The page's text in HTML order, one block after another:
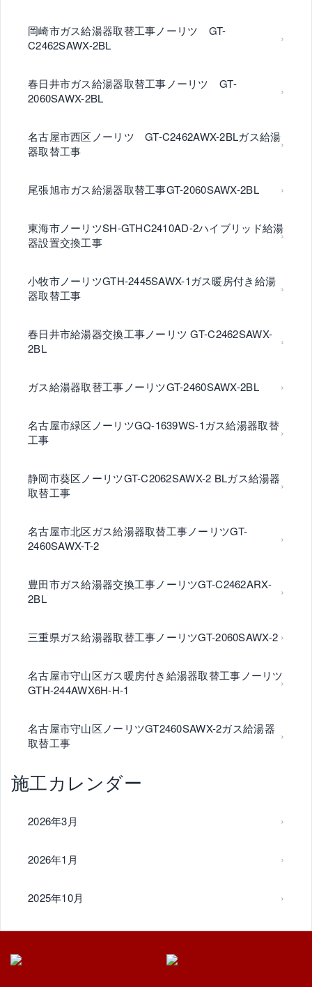
岡崎市ガス給湯器取替工事ノーリツ GT-
C2462SAWX-2BL
春日井市ガス給湯器取替工事ノーリツ GT-
2060SAWX-2BL
名古屋市西区ノーリツ GT-C2462AWX-2BLガス給湯
器取替工事
尾張旭市ガス給湯器取替工事GT-2060SAWX-2BL
東海市ノーリツSH-GTHC2410AD-2ハイブリッド給湯
器設置交換工事
小牧市ノーリツGTH-2445SAWX-1ガス暖房付き給湯
器取替工事
春日井市給湯器交換工事ノーリツ GT-C2462SAWX-
2BL
ガス給湯器取替工事ノーリツGT-2460SAWX-2BL
名古屋市緑区ノーリツGQ-1639WS-1ガス給湯器取替
工事
静岡市葵区ノーリツGT-C2062SAWX-2 BLガス給湯器
取替工事
名古屋市北区ガス給湯器取替工事ノーリツGT-
2460SAWX-T-2
豊田市ガス給湯器交換工事ノーリツGT-C2462ARX-
2BL
三重県ガス給湯器取替工事ノーリツGT-2060SAWX-2
名古屋市守山区ガス暖房付き給湯器取替工事ノーリツ
GTH-244AWX6H-H-1
名古屋市守山区ノーリツGT2460SAWX-2ガス給湯器
取替工事
施工カレンダー
2026年3月
2026年1月
2025年10月
2025年6月